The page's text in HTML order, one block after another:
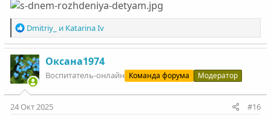
Р
е
а
к
ц
и
и
:
Dmitriy_ и Katarina Iv
Оксана1974
Воспитатель-онлайн Команда форума Модератор
24 Окт 2025 #16